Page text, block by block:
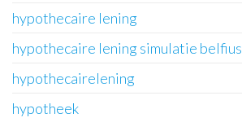
hypothecaire lening
hypothecaire lening simulatie belfius
hypothecairelening
hypotheek